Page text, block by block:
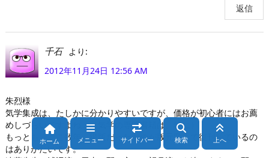
返信
千石
より:
2012年11月24日 12:56 AM
朱烈様
気学集成は、たしかに分かりやすいですが、価格が初心者にはお薦
めしづらいですよね。（気学の専門書籍は、特に）
もっとも、ここ数年、絶版だったものが版元変えて復刊しているの
はありがたいです。
ホーム メニュー サイドバー 検索 上へ